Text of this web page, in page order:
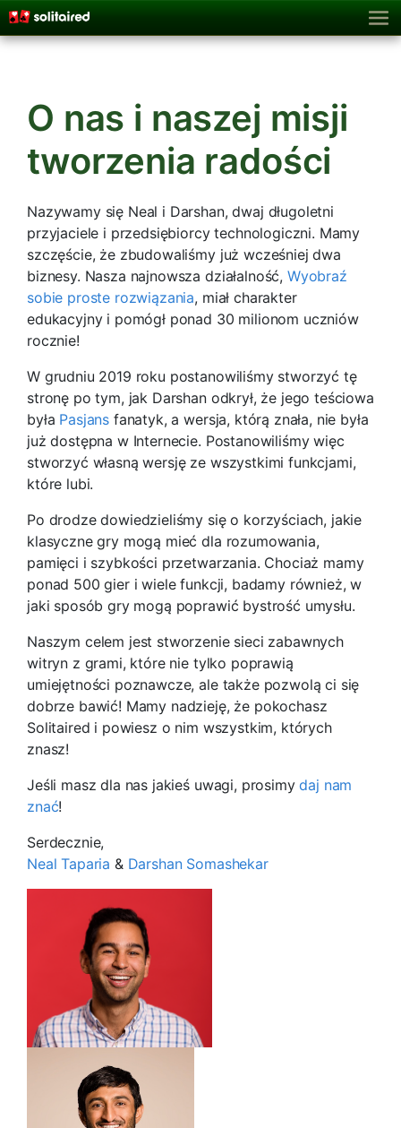
O nas i naszej misji
tworzenia radości
Nazywamy się Neal i Darshan, dwaj długoletni
przyjaciele i przedsiębiorcy technologiczni. Mamy
szczęście, że zbudowaliśmy już wcześniej dwa
biznesy. Nasza najnowsza działalność, Wyobraź
sobie proste rozwiązania, miał charakter
edukacyjny i pomógł ponad 30 milionom uczniów
rocznie!
W grudniu 2019 roku postanowiliśmy stworzyć tę
stronę po tym, jak Darshan odkrył, że jego teściowa
była Pasjans fanatyk, a wersja, którą znała, nie była
już dostępna w Internecie. Postanowiliśmy więc
stworzyć własną wersję ze wszystkimi funkcjami,
które lubi.
Po drodze dowiedzieliśmy się o korzyściach, jakie
klasyczne gry mogą mieć dla rozumowania,
pamięci i szybkości przetwarzania. Chociaż mamy
ponad 500 gier i wiele funkcji, badamy również, w
jaki sposób gry mogą poprawić bystrość umysłu.
Naszym celem jest stworzenie sieci zabawnych
witryn z grami, które nie tylko poprawią
umiejętności poznawcze, ale także pozwolą ci się
dobrze bawić! Mamy nadzieję, że pokochasz
Solitaired i powiesz o nim wszystkim, których
znasz!
Jeśli masz dla nas jakieś uwagi, prosimydaj nam
znać!
Serdecznie,
Neal Taparia & Darshan Somashekar